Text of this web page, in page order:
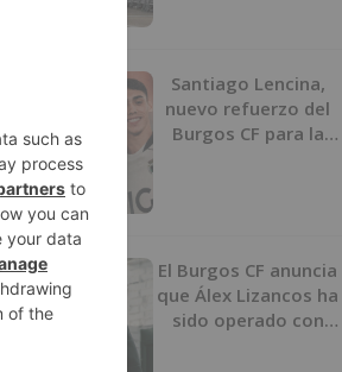
Santiago Lencina,
nuevo refuerzo del
Burgos CF para la
4
El Burgos CF anuncia
que Álex Lizancos ha
sido operado con